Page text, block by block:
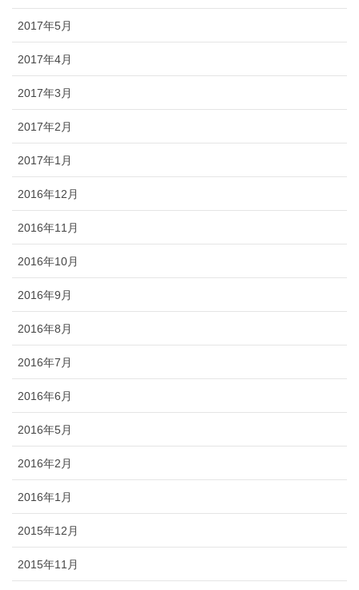
2017年5月
2017年4月
2017年3月
2017年2月
2017年1月
2016年12月
2016年11月
2016年10月
2016年9月
2016年8月
2016年7月
2016年6月
2016年5月
2016年2月
2016年1月
2015年12月
2015年11月